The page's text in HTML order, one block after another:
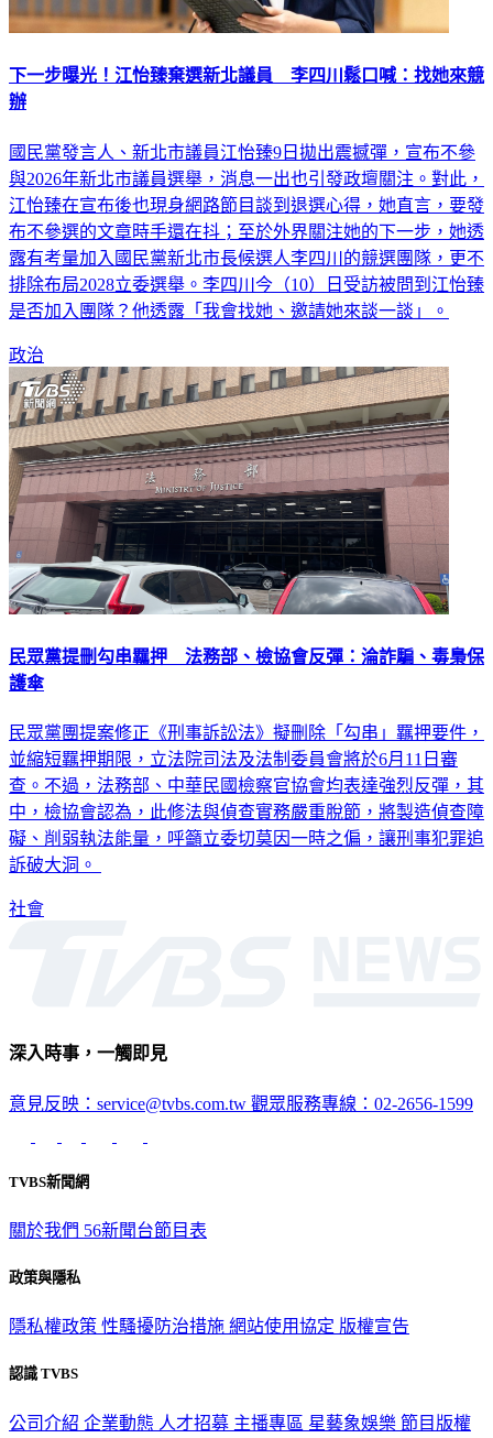
下一步曝光！江怡臻棄選新北議員 李四川鬆口喊：找她來競
辦
國民黨發言人、新北市議員江怡臻9日拋出震撼彈，宣布不參
與2026年新北市議員選舉，消息一出也引發政壇關注。對此，
江怡臻在宣布後也現身網路節目談到退選心得，她直言，要發
布不參選的文章時手還在抖；至於外界關注她的下一步，她透
露有考量加入國民黨新北市長候選人李四川的競選團隊，更不
排除布局2028立委選舉。李四川今（10）日受訪被問到江怡臻
是否加入團隊？他透露「我會找她、邀請她來談一談」。
政治
民眾黨提刪勾串羈押 法務部、檢協會反彈：淪詐騙、毒梟保
護傘
民眾黨團提案修正《刑事訴訟法》擬刪除「勾串」羈押要件，
並縮短羈押期限，立法院司法及法制委員會將於6月11日審
查。不過，法務部、中華民國檢察官協會均表達強烈反彈，其
中，檢協會認為，此修法與偵查實務嚴重脫節，將製造偵查障
礙、削弱執法能量，呼籲立委切莫因一時之偏，讓刑事犯罪追
訴破大洞。
社會
深入時事，一觸即見
意見反映：service@tvbs.com.tw 觀眾服務專線：02-2656-1599
TVBS新聞網
關於我們 56新聞台節目表
政策與隱私
隱私權政策 性騷擾防治措施 網站使用協定 版權宣告
認識 TVBS
公司介紹 企業動態 人才招募 主播專區 星藝象娛樂 節目版權